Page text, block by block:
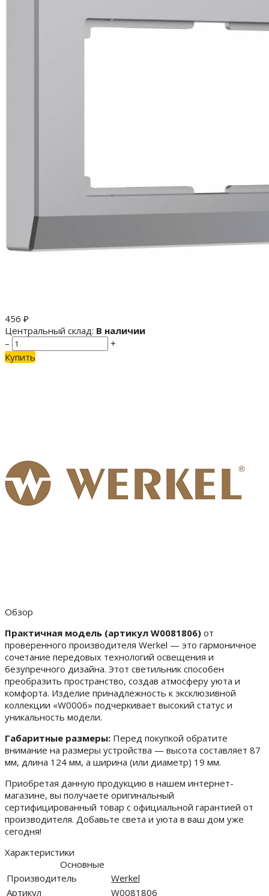
456 ₽
Центральный склад: В наличии
–
+
Купить
Обзор
Практичная модель (артикул W0081806) от
проверенного производителя Werkel — это гармоничное
сочетание передовых технологий освещения и
безупречного дизайна. Этот светильник способен
преобразить пространство, создав атмосферу уюта и
комфорта. Изделие принадлежность к эксклюзивной
коллекции «W0006» подчеркивает высокий статус и
уникальность модели.
Габаритные размеры: Перед покупкой обратите
внимание на размеры устройства — высота составляет 87
мм, длина 124 мм, а ширина (или диаметр) 19 мм.
Приобретая данную продукцию в нашем интернет-
магазине, вы получаете оригинальный
сертифицированный товар с официальной гарантией от
производителя. Добавьте света и уюта в ваш дом уже
сегодня!
Характеристики
Основные
Производитель
Werkel
Артикул
W0081806